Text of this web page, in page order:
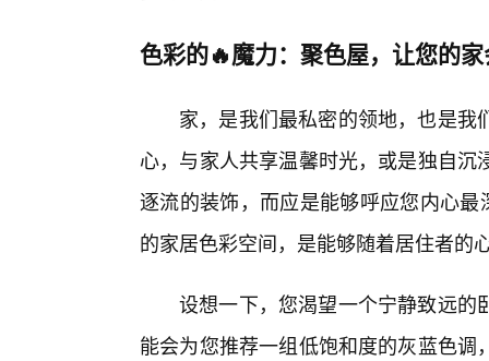
色彩的🔥魔力：聚色屋，让您的
家，是我们最私密的领地，也是
心，与家人共享温馨时光，或是独自
逐流的装饰，而应是能够呼应您内心
的家居色彩空间，是能够随着居住者的
设想一下，您渴望一个宁静致远的
能会为您推荐一组低饱和度的灰蓝色